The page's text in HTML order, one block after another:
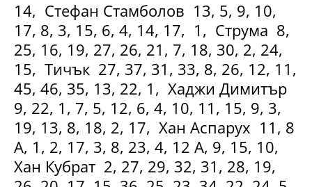
14, Стефан Стамболов 13, 5, 9, 10,
17, 8, 3, 15, 6, 4, 14, 17, 1, Струма 8,
25, 16, 19, 27, 26, 21, 7, 18, 30, 2, 24,
15, Тичък 27, 37, 31, 33, 8, 26, 12, 11,
45, 46, 35, 13, 22, 1, Хаджи Димитър
9, 22, 1, 7, 5, 12, 6, 4, 10, 11, 15, 9, 3,
19, 13, 8, 18, 2, 17, Хан Аспарух 11, 8
А, 1, 2, 17, 3, 8, 23, 4, 12 А, 9, 15, 10,
Хан Кубрат 2, 27, 29, 32, 31, 28, 19,